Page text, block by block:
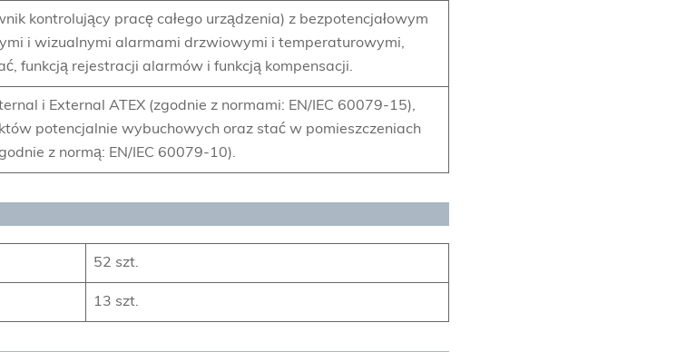
kontrolujący pracę całego urządzenia) z bezpotencjałowym
i wizualnymi alarmami drzwiowymi i temperaturowymi,
funkcją rejestracji alarmów i funkcją kompensacji.
i External ATEX (zgodnie z normami: EN/IEC 60079-15),
potencjalnie wybuchowych oraz stać w pomieszczeniach
z normą: EN/IEC 60079-10).
52 szt.
13 szt.